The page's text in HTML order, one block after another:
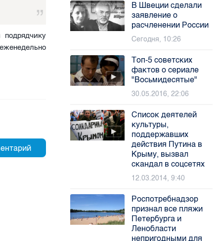
В Швеции сделали
заявление о
расчленении России
Сегодня, 10:26
Топ-5 советских
фактов о сериале
"Восьмидесятые"
30.05.2016, 22:06
Список деятелей
культуры,
поддержавших
действия Путина в
Крыму, вызвал
скандал в соцсетях
12.03.2014, 9:40
Роспотребнадзор
признал все пляжи
Петербурга и
Ленобласти
непригодными для